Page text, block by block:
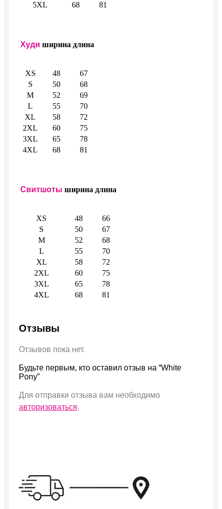
5XL
68 81
Худи ширина длина
XS 48
67
S
50
68
M
52
69
L
55
70
XL
58
72
2XL
60
75
3XL
65
78
4XL
68 81
Свитшоты ширина длина
XS 48
66
S
50
67
M
52
68
L
55
70
XL
58
72
2XL
60
75
3XL
65
78
4XL
68 81
Отзывы
Отзывов пока нет.
Будьте первым, кто оставил отзыв на “White
Pony”
Для отправки отзыва вам необходимо
авторизоваться.